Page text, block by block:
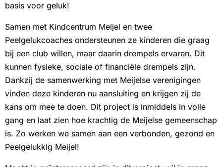
basis voor geluk!
Samen met Kindcentrum Meijel en twee
Peelgelukcoaches ondersteunen ze kinderen die graag
bij een club willen, maar daarin drempels ervaren. Dit
kunnen fysieke, sociale of financiële drempels zijn.
Dankzij de samenwerking met Meijelse verenigingen
vinden deze kinderen nu aansluiting en krijgen zij de
kans om mee te doen. Dit project is inmiddels in volle
gang en laat zien hoe krachtig de Meijelse gemeenschap
is. Zo werken we samen aan een verbonden, gezond en
Peelgelukkig Meijel!